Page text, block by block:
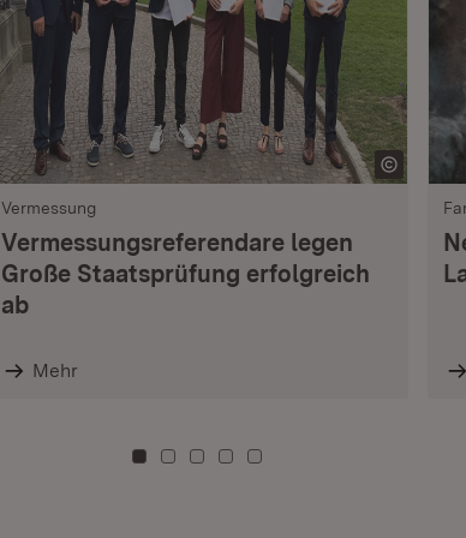
Vermessung
Vermessungsreferendare legen
Große Staatsprüfung erfolgreich
ab
Mehr
Zu Kachel: 0
Zu Kachel: 3
Zu Kachel: 6
Zu Kachel: 9
Zu Kachel: 12